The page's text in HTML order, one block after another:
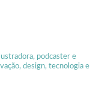
podcaster e
design, tecnologia e